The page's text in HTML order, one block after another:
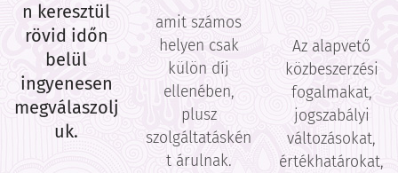
n keresztül
rövid időn
belül
ingyenesen
megválaszolj
uk.
amit számos
helyen csak
külön díj
ellenében,
plusz
szolgáltatáskén
t árulnak.
Az alapvető
közbeszerzési
fogalmakat,
jogszabályi
változásokat,
értékhatárokat,